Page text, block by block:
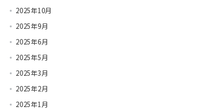
2025年10月
2025年9月
2025年6月
2025年5月
2025年3月
2025年2月
2025年1月